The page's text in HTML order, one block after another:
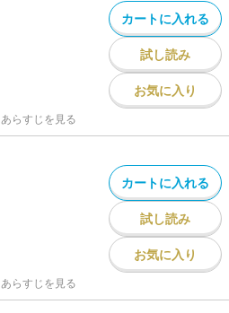
カートに入れる
試し読み
お気に入り
あらすじを見る
カートに入れる
試し読み
お気に入り
あらすじを見る